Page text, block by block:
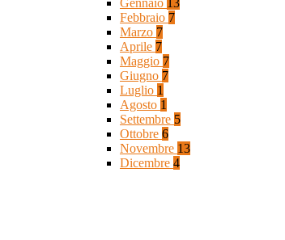
Gennaio 13
Febbraio 7
Marzo 7
Aprile 7
Maggio 7
Giugno 7
Luglio 1
Agosto 1
Settembre 5
Ottobre 6
Novembre 13
Dicembre 4